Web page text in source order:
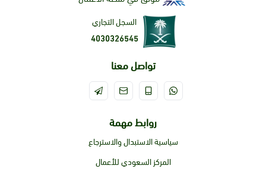
السجل التجاري
4030326545
تواصل معنا
روابط مهمة
سياسية الاستبدال والاسترجاع
المركز السعودي للأعمال